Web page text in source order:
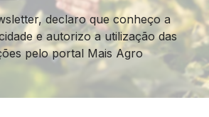
declaro que conheço a
e autorizo a utilização das
pelo portal Mais Agro